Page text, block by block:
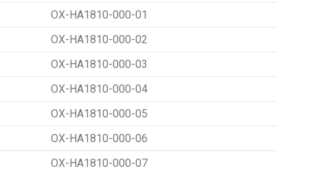
OX-HA1810-000-01
OX-HA1810-000-02
OX-HA1810-000-03
OX-HA1810-000-04
OX-HA1810-000-05
OX-HA1810-000-06
OX-HA1810-000-07